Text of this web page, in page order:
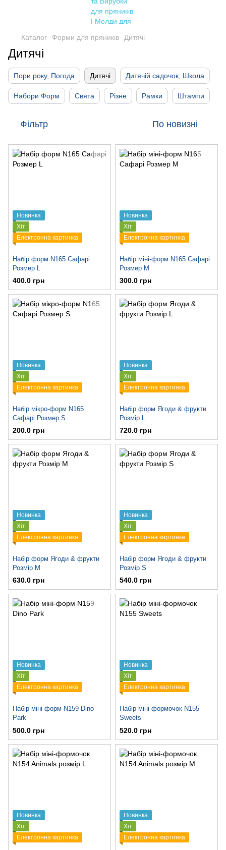
Каталог Форми для пряників Дитячі
Дитячі
Пори року, Погода Дитячі Дитячій садочок, Школа
Набори Форм Свята Різне Рамки Штампи
Фільтр По новизні
Новинка
Хіт
Електронна картинка
Набір форм N165 Сафарі
Розмер L
400.0 грн
Новинка
Хіт
Електронна картинка
Набір міні-форм N165 Сафарі
Розмер M
300.0 грн
Новинка
Хіт
Електронна картинка
Набір мікро-форм N165
Сафарі Розмер S
200.0 грн
Новинка
Хіт
Електронна картинка
Набір форм Ягоди & фрукти
Розмір L
720.0 грн
Новинка
Хіт
Електронна картинка
Набір форм Ягоди & фрукти
Розмір M
630.0 грн
Новинка
Хіт
Електронна картинка
Набір форм Ягоди & фрукти
Розмір S
540.0 грн
Новинка
Хіт
Електронна картинка
Набір міні-форм N159 Dino
Park
500.0 грн
Новинка
Хіт
Електронна картинка
Набір міні-формочок N155
Sweets
520.0 грн
Новинка
Хіт
Електронна картинка
Новинка
Хіт
Електронна картинка